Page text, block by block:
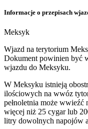
Informacje o przepisach
Meksyk
Wjazd na terytorium
Dokument powinien być
wjazdu do Meksyku.
W Meksyku istnieją
ilościowych na wwóz
pełnoletnia może
więcej niż 25 cygar lub
litry dowolnych napojów